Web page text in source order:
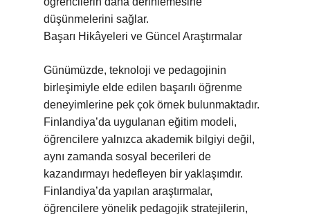
düşünmelerini sağlar.
Başarı Hikâyeleri ve Güncel Araştırmalar
Günümüzde, teknoloji ve pedagojinin
birleşimiyle elde edilen başarılı öğrenme
deneyimlerine pek çok örnek bulunmaktadır.
Finlandiya’da uygulanan eğitim modeli,
öğrencilere yalnızca akademik bilgiyi değil,
aynı zamanda sosyal becerileri de
kazandırmayı hedefleyen bir yaklaşımdır.
Finlandiya’da yapılan araştırmalar,
öğrencilere yönelik pedagojik stratejilerin,